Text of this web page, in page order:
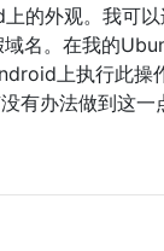
的外观。我可
名。在我的
上执行此操
有办法做到这